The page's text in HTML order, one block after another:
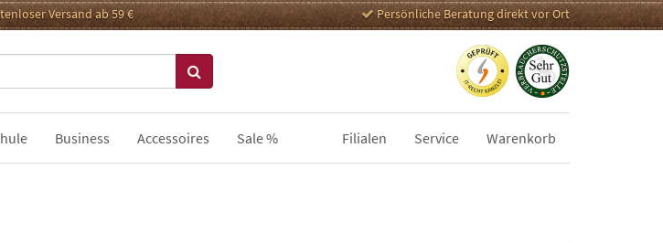
Versand ab 59 € Persönliche Beratung direkt vor Ort
Business Accessoires Sale % Filialen Service Warenkorb